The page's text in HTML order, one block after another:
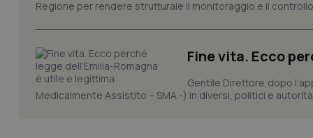
Regione per rendere strutturale il monitoraggio e il
Fine vita. Ecco
Gentile Direttore,dopo
Medicalmente Assistito – SMA -) in diversi, politici e
tracking-sites-